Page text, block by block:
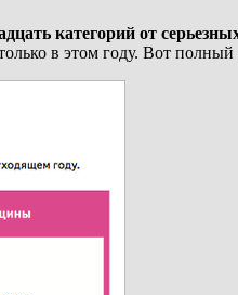
категорий от
в этом году. Вот полный